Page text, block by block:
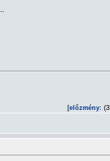
[előzmény: